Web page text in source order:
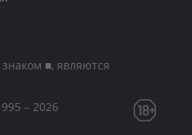
■, являются
– 2026